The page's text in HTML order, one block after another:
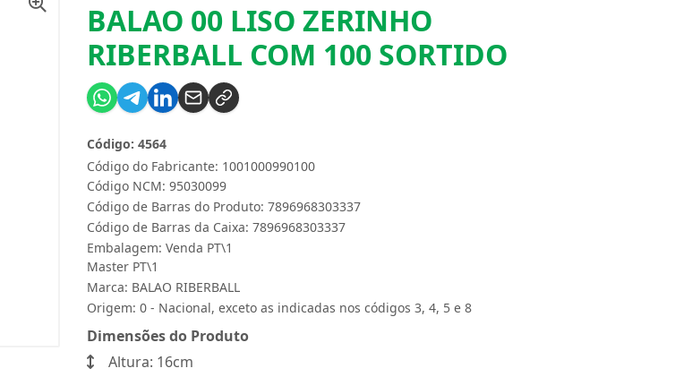
BALAO 00 LISO ZERINHO
RIBERBALL COM 100 SORTIDO
Código do Fabricante: 1001000990100
Código: 4564
Código NCM: 95030099
Código de Barras do Produto: 7896968303337
Código de Barras da Caixa: 7896968303337
Embalagem: Venda PT\1
Master PT\1
Marca: BALAO RIBERBALL
Origem: 0 - Nacional, exceto as indicadas nos códigos 3, 4, 5 e 8
Dimensões do Produto
Altura: 16cm